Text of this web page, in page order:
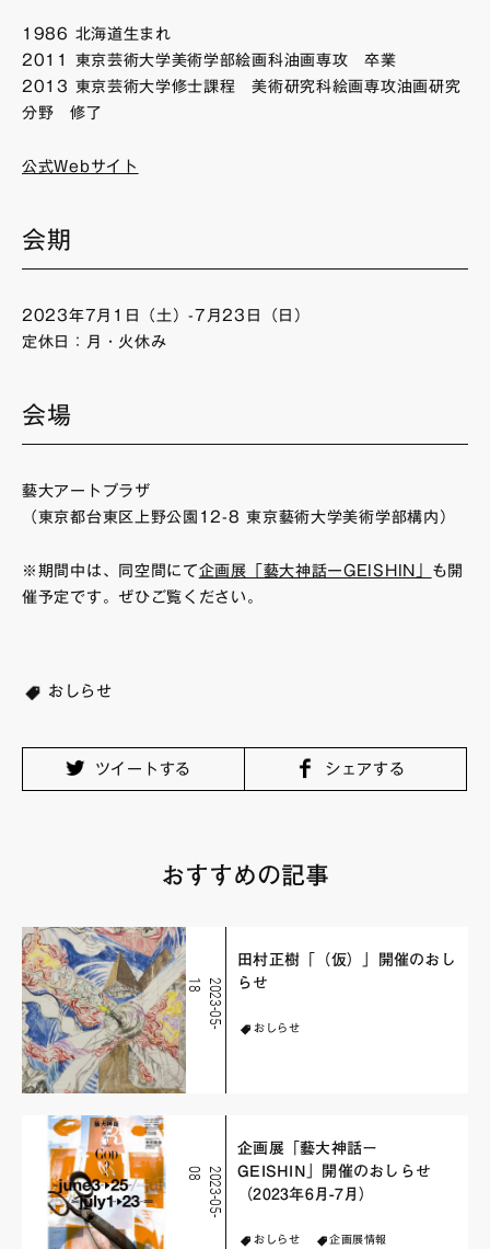
1986 北海道生まれ
2011 東京芸術大学美術学部絵画科油画専攻 卒業
2013 東京芸術大学修士課程 美術研究科絵画専攻油画研究
分野 修了
公式Webサイト
会期
2023年7月1日（土）-7月23日（日）
定休日：月・火休み
会場
藝大アートプラザ
（東京都台東区上野公園12-8 東京藝術大学美術学部構内）
※期間中は、同空間にて企画展「藝大神話ーGEISHIN」 も開
催予定です。ぜひご覧ください。
おしらせ
ツイートする シェアする
おすすめの記事
2
0
2
3
-
0
5
-
1
8
田村正樹「（仮）」開催のおし
らせ
おしらせ
2
0
2
3
-
0
5
-
0
8
企画展「藝大神話ー
GEISHIN」開催のおしらせ
（2023年6月-7月）
おしらせ 企画展情報